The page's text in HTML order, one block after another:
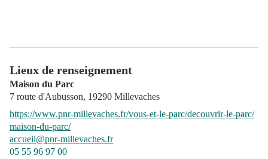
Lieux de renseignement
Maison du Parc
7 route d'Aubusson, 19290 Millevaches
https://www.pnr-millevaches.fr/vous-et-le-parc/decouvrir-le-parc/
maison-du-parc/
accueil@pnr-millevaches.fr
05 55 96 97 00